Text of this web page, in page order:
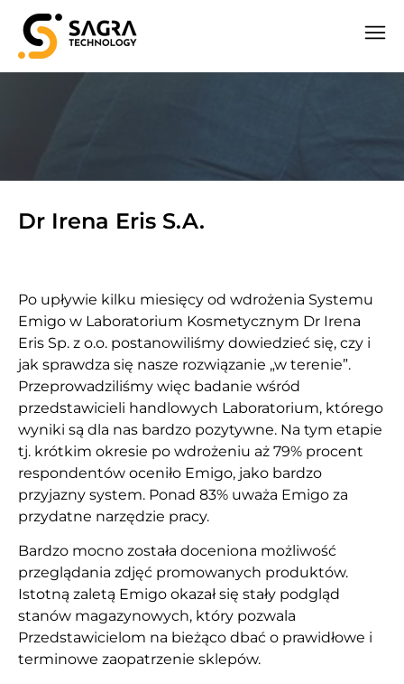
Dr Irena Eris S.A.
Po upływie kilku miesięcy od wdrożenia Systemu
Emigo w Laboratorium Kosmetycznym Dr Irena
Eris Sp. z o.o. postanowiliśmy dowiedzieć się, czy i
jak sprawdza się nasze rozwiązanie „w terenie”.
Przeprowadziliśmy więc badanie wśród
przedstawicieli handlowych Laboratorium, którego
wyniki są dla nas bardzo pozytywne. Na tym etapie
tj. krótkim okresie po wdrożeniu aż 79% procent
respondentów oceniło Emigo, jako bardzo
przyjazny system. Ponad 83% uważa Emigo za
przydatne narzędzie pracy.
Bardzo mocno została doceniona możliwość
przeglądania zdjęć promowanych produktów.
Istotną zaletą Emigo okazał się stały podgląd
stanów magazynowych, który pozwala
Przedstawicielom na bieżąco dbać o prawidłowe i
terminowe zaopatrzenie sklepów.